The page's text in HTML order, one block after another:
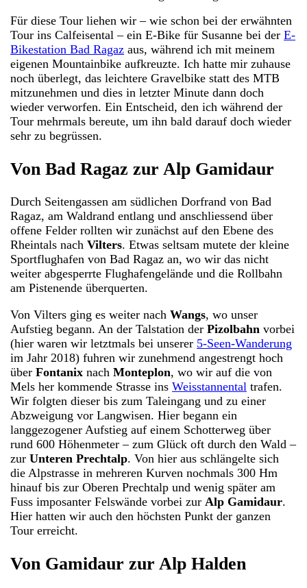
Für diese Tour liehen wir – wie schon bei der erwähnten
Tour ins Calfeisental – ein E-Bike für Susanne bei derE-
Bikestation Bad Ragaz aus, während ich mit meinem
eigenen Mountainbike aufkreuzte. Ich hatte mir zuhause
noch überlegt, das leichtere Gravelbike statt des MTB
mitzunehmen und dies in letzter Minute dann doch
wieder verworfen. Ein Entscheid, den ich während der
Tour mehrmals bereute, um ihn bald darauf doch wieder
sehr zu begrüssen.
Von Bad Ragaz zur Alp Gamidaur
Durch Seitengassen am südlichen Dorfrand von Bad
Ragaz, am Waldrand entlang und anschliessend über
offene Felder rollten wir zunächst auf den Ebene des
Rheintals nachVilters. Etwas seltsam mutete der kleine
Sportflughafen von Bad Ragaz an, wo wir das nicht
weiter abgesperrte Flughafengelände und die Rollbahn
am Pistenende überquerten.
Von Vilters ging es weiter nachWangs, wo unser
Aufstieg begann. An der Talstation derPizolbahn vorbei
(hier waren wir letztmals bei unserer 5-Seen-Wanderung
im Jahr 2018) fuhren wir zunehmend angestrengt hoch
überFontanix nachMonteplon, wo wir auf die von
Mels her kommende Strasse insWeisstannental trafen.
Wir folgten dieser bis zum Taleingang und zu einer
Abzweigung vor Langwisen. Hier begann ein
langgezogener Aufstieg auf einem Schotterweg über
rund 600 Höhenmeter – zum Glück oft durch den Wald –
zurUnteren Prechtalp. Von hier aus schlängelte sich
die Alpstrasse in mehreren Kurven nochmals 300 Hm
hinauf bis zur Oberen Prechtalp und wenig später am
Fuss imposanter Felswände vorbei zur Alp Gamidaur.
Hier hatten wir auch den höchsten Punkt der ganzen
Tour erreicht.
Von Gamidaur zur Alp Halden